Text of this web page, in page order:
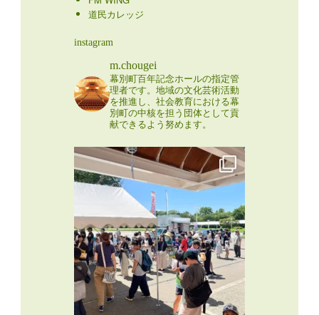
道民カレッジ
instagram
m.chougei
幕別町百年記念ホールの指定管
理者です。地域の文化芸術活動
を推進し、社会教育における幕
別町の中核を担う団体として貢
献できるよう努めます。